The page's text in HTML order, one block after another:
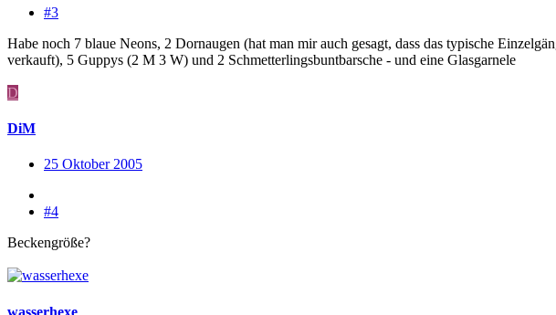
#3
Habe noch 7 blaue Neons, 2 Dornaugen (hat man mir auch gesagt, dass das typische
verkauft), 5 Guppys (2 M 3 W) und 2 Schmetterlingsbuntbarsche - und eine Glasgarnele
D
DiM
25 Oktober 2005
#4
Beckengröße?
wasserhexe